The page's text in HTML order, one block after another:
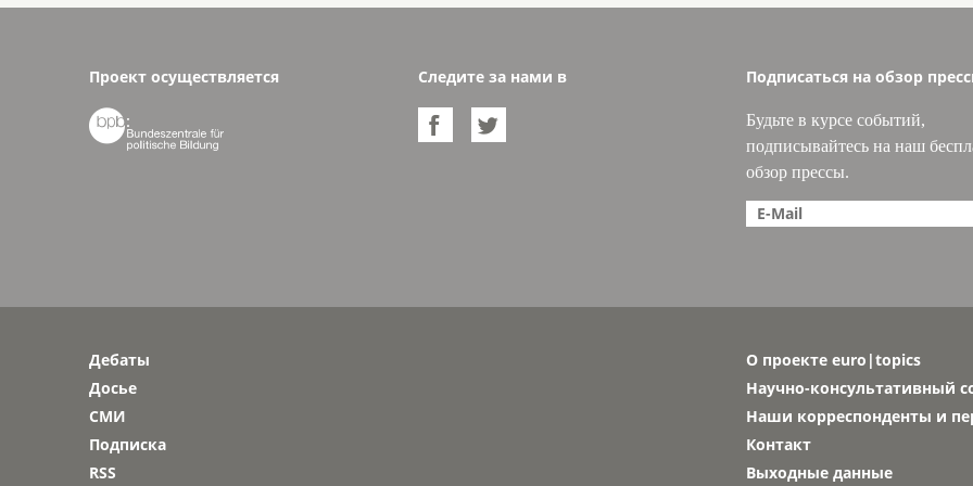
Проект осуществляется

Следите за нами в
 
Подписаться на обзор
Будьте в курсе событий,
подписывайтесь на наш
обзор прессы.
Дебаты
Досье
СМИ
Подписка
RSS
О проекте euro|topics
Научно-консультативный
Наши корреспонденты и
Контакт
Выходные данные